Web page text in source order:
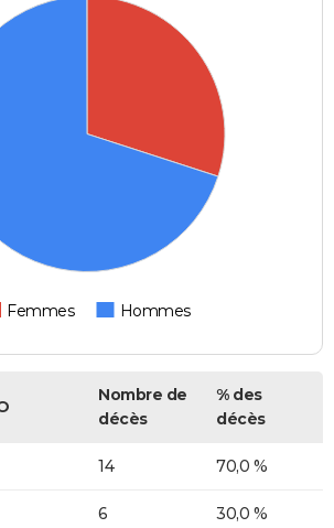
Femmes Hommes
Nombre de
décès
% des
décès
14 70,0 %
6 30,0 %